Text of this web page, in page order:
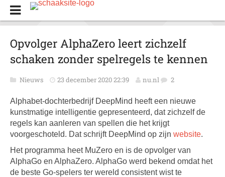
Opvolger AlphaZero leert zichzelf
schaken zonder spelregels te kennen
Nieuws 23 december 2020 22:39 nu.nl 2
Alphabet-dochterbedrijf DeepMind heeft een nieuwe
kunstmatige intelligentie gepresenteerd, dat zichzelf de
regels kan aanleren van spellen die het krijgt
voorgeschoteld. Dat schrijft DeepMind op zijn website.
Het programma heet MuZero en is de opvolger van
AlphaGo en AlphaZero. AlphaGo werd bekend omdat het
de beste Go-spelers ter wereld consistent wist te